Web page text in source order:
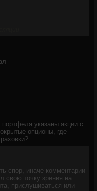
указаны акции с
опционы, где
спор, иначе комментарии
свою точку зрения на
прислушиваться или